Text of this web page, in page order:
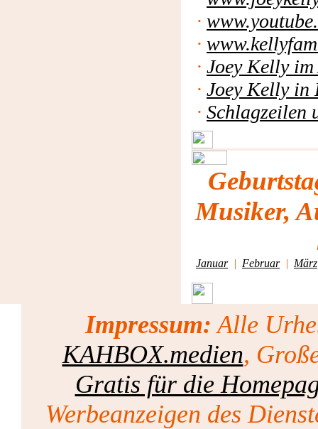
·
·
· Joey Kelly im
· Joey Kelly in
· Schlagzeilen
Musiker,
Januar| Februar| März
Impressum: Alle
KAHBOX.medien,
Gratis für die
Werbeanzeigen des